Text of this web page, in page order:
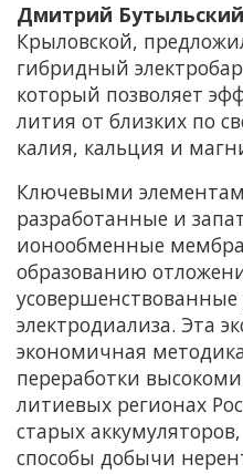
Дмитрий Бутыльский
Крыловской,
гибридный
который позволяет
лития от близких по
калия, кальция и
Ключевыми
разработанные и
ионообменные
образованию
усовершенствованные
электродиализа. Эта
экономичная
переработки
литиевых регионах
старых
способы добычи